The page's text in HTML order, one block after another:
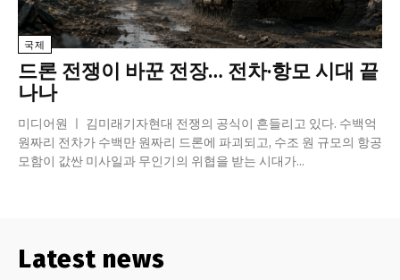
국제
드론 전쟁이 바꾼 전장… 전차·항모 시대 끝
나나
미디어원 ㅣ 김미래기자현대 전쟁의 공식이 흔들리고 있다. 수백억
원짜리 전차가 수백만 원짜리 드론에 파괴되고, 수조 원 규모의 항공
모함이 값싼 미사일과 무인기의 위협을 받는 시대가...
Latest news